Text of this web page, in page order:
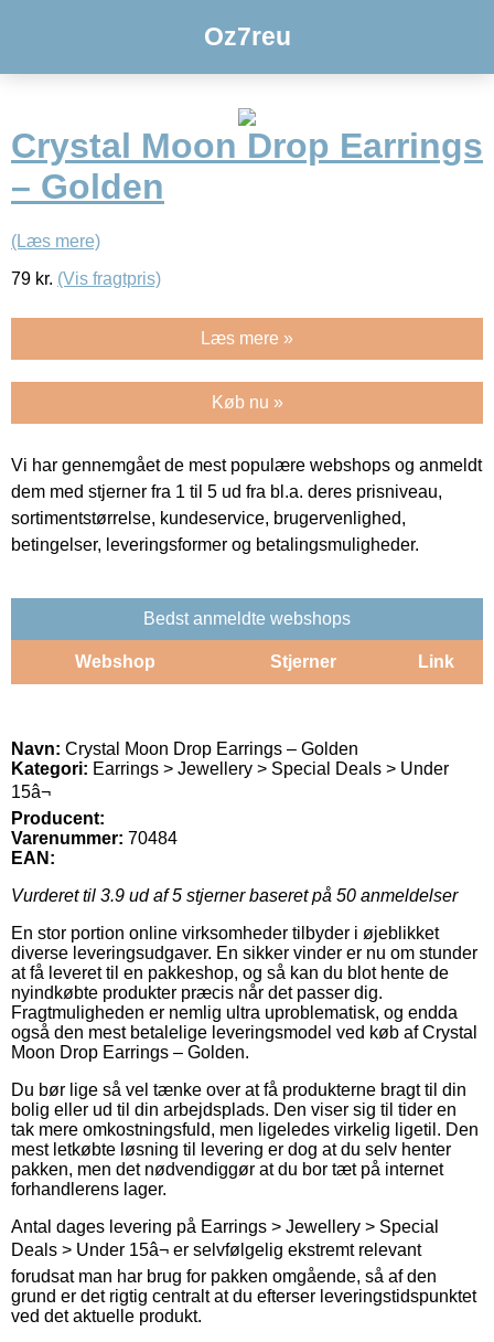
Oz7reu
Crystal Moon Drop Earrings
– Golden
(Læs mere)
79 kr. (Vis fragtpris)
Læs mere »
Køb nu »
Vi har gennemgået de mest populære webshops og anmeldt
dem med stjerner fra 1 til 5 ud fra bl.a. deres prisniveau,
sortimentstørrelse, kundeservice, brugervenlighed,
betingelser, leveringsformer og betalingsmuligheder.
Bedst anmeldte webshops
Webshop Stjerner Link
Navn: Crystal Moon Drop Earrings – Golden
Kategori: Earrings > Jewellery > Special Deals > Under
15â¬
Producent:
Varenummer: 70484
EAN:
Vurderet til 3.9 ud af 5 stjerner baseret på 50 anmeldelser
En stor portion online virksomheder tilbyder i øjeblikket
diverse leveringsudgaver. En sikker vinder er nu om stunder
at få leveret til en pakkeshop, og så kan du blot hente de
nyindkøbte produkter præcis når det passer dig.
Fragtmuligheden er nemlig ultra uproblematisk, og endda
også den mest betalelige leveringsmodel ved køb af Crystal
Moon Drop Earrings – Golden.
Du bør lige så vel tænke over at få produkterne bragt til din
bolig eller ud til din arbejdsplads. Den viser sig til tider en
tak mere omkostningsfuld, men ligeledes virkelig ligetil. Den
mest letkøbte løsning til levering er dog at du selv henter
pakken, men det nødvendiggør at du bor tæt på internet
forhandlerens lager.
Antal dages levering på Earrings > Jewellery > Special
Deals > Under 15â¬ er selvfølgelig ekstremt relevant
forudsat man har brug for pakken omgående, så af den
grund er det rigtig centralt at du efterser leveringstidspunktet
ved det aktuelle produkt.